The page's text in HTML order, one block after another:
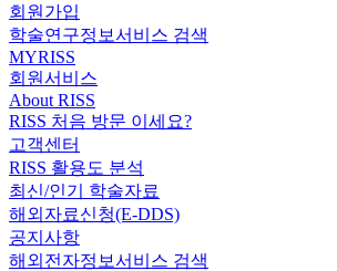
회원가입
학술연구정보서비스 검색
MYRISS
회원서비스
About RISS
RISS 처음 방문 이세요?
고객센터
RISS 활용도 분석
최신/인기 학술자료
해외자료신청(E-DDS)
공지사항
해외전자정보서비스 검색